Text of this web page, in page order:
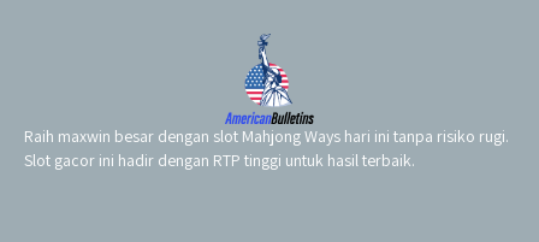
Raih maxwin besar dengan slot Mahjong Ways hari ini tanpa risiko rugi.
Slot gacor ini hadir dengan RTP tinggi untuk hasil terbaik.